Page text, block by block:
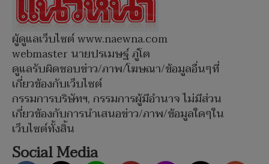
ผู้ดูแลเว็บไซต์ www.naewna.com
webmaster นายปรเมษฐ์ ภู่โต
ดูแลรับผิดชอบข่าว/ภาพ/โฆษณา/ข้อมูลอื่นๆที่
เกี่ยวข้องกับเว็บไซต์
กรรมการบริษัทฯ, กรรมการผู้มีอำนาจ ไม่มีส่วน
เกี่ยวข้องกับการนำเสนอข่าว/ภาพ/ข้อมูลใดๆใน
เว็บไซต์ทั้งสิ้น
Social Media